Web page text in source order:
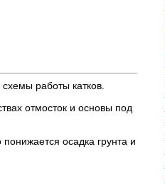
работы катков.
отмосток и основы под
осадка грунта и